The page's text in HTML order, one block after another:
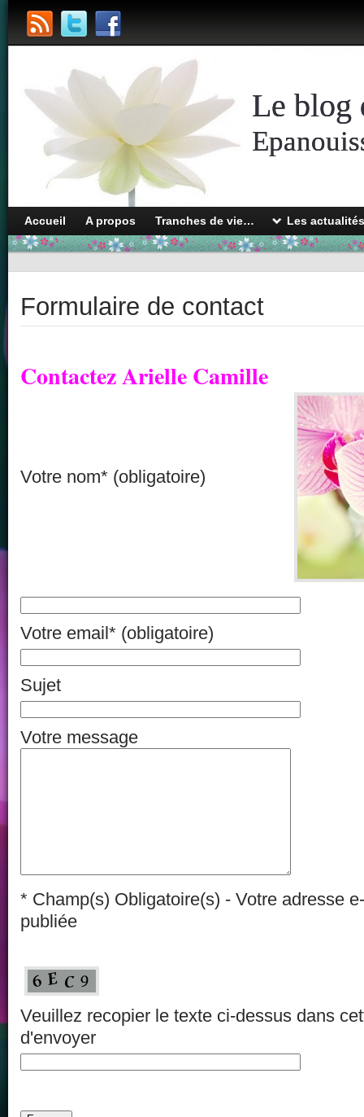
Le blog
Accueil A propos Tranches de vie… Les
Formulaire de contact
Contactez Arielle Camille
Votre nom* (obligatoire)
Votre email* (obligatoire)
Sujet
Votre message
* Champ(s) Obligatoire(s) - Votre adresse
publiée
Veuillez recopier le texte ci-dessus dans
d'envoyer